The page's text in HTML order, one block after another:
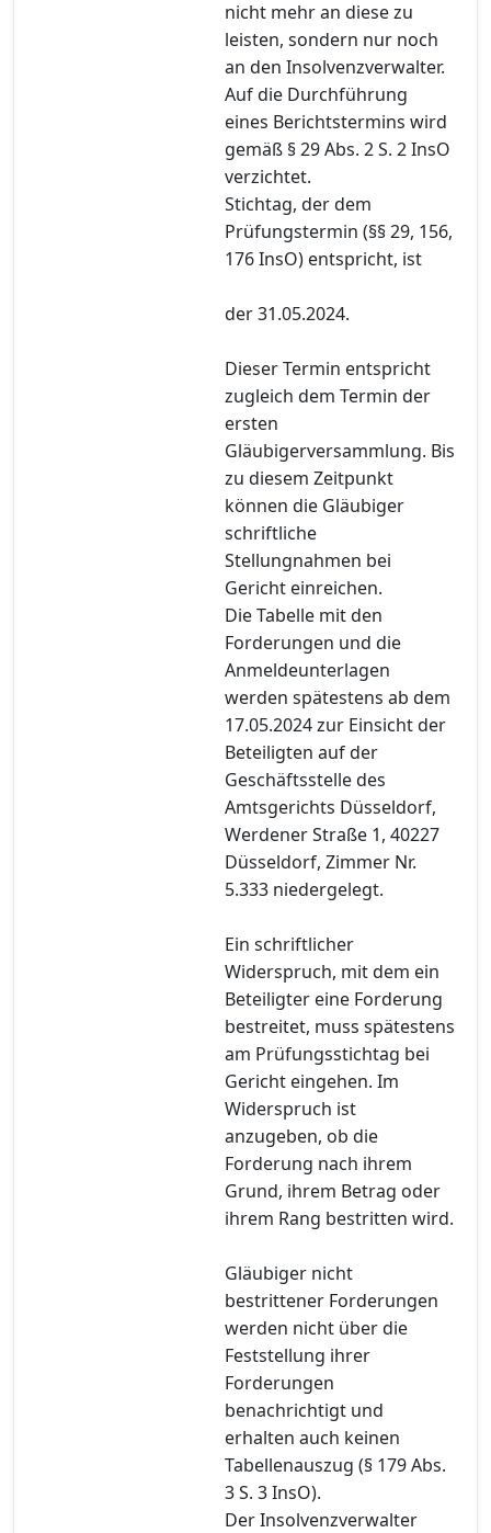
nicht mehr an diese zu
leisten, sondern nur noch
an den Insolvenzverwalter.
Auf die Durchführung
eines Berichtstermins wird
gemäß § 29 Abs. 2 S. 2 InsO
verzichtet.
Stichtag, der dem
Prüfungstermin (§§ 29, 156,
176 InsO) entspricht, ist
der 31.05.2024.
Dieser Termin entspricht
zugleich dem Termin der
ersten
Gläubigerversammlung. Bis
zu diesem Zeitpunkt
können die Gläubiger
schriftliche
Stellungnahmen bei
Gericht einreichen.
Die Tabelle mit den
Forderungen und die
Anmeldeunterlagen
werden spätestens ab dem
17.05.2024 zur Einsicht der
Beteiligten auf der
Geschäftsstelle des
Amtsgerichts Düsseldorf,
Werdener Straße 1, 40227
Düsseldorf, Zimmer Nr.
5.333 niedergelegt.
Ein schriftlicher
Widerspruch, mit dem ein
Beteiligter eine Forderung
bestreitet, muss spätestens
am Prüfungsstichtag bei
Gericht eingehen. Im
Widerspruch ist
anzugeben, ob die
Forderung nach ihrem
Grund, ihrem Betrag oder
ihrem Rang bestritten wird.
Gläubiger nicht
bestrittener Forderungen
werden nicht über die
Feststellung ihrer
Forderungen
benachrichtigt und
erhalten auch keinen
Tabellenauszug (§ 179 Abs.
3 S. 3 InsO).
Der Insolvenzverwalter